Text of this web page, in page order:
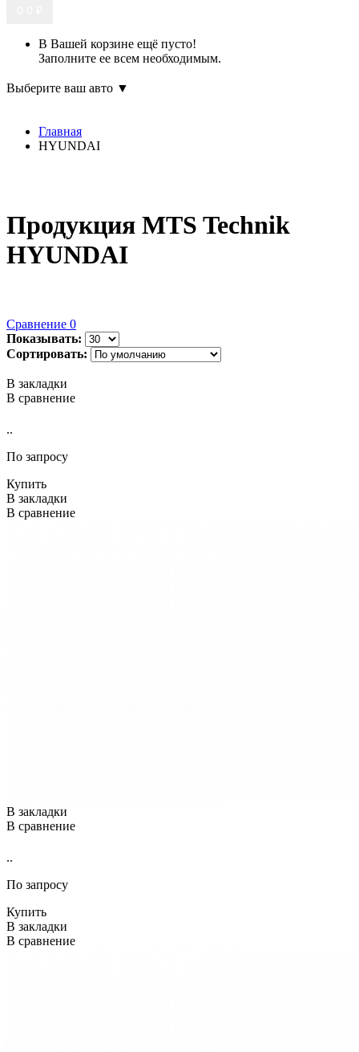
В Вашей корзине ещё пусто!
Заполните ее всем необходимым.
Выберите ваш авто ▼
Главная
HYUNDAI
Продукция MTS Technik
HYUNDAI
Сравнение 0
Показывать:
Сортировать:
В закладки
В сравнение
..
По запросу
Купить
В закладки
В сравнение
В закладки
В сравнение
..
По запросу
Купить
В закладки
В сравнение